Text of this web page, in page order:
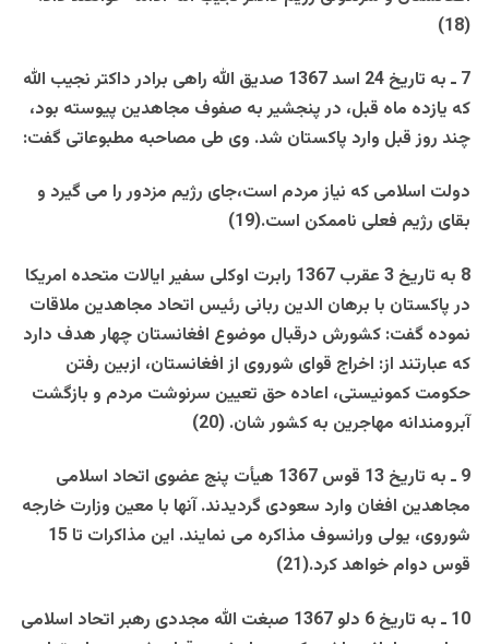
(18)
7 ـ به تاريخ 24 اسد 1367 صديق الله راهی برادر داکتر نجيب الله
که يازده ماه قبل، در پنجشير به صفوف مجاهدين پيوسته بود،
چند روز قبل وارد پاکستان شد. وی طی مصاحبه مطبوعاتی گفت:
دولت اسلامی که نياز مردم است،جای رژيم مزدور را می گيرد و
بقای رژيم فعلی ناممکن است.(19)
8 به تاريخ 3 عقرب 1367 رابرت اوکلی سفير ايالات متحده امريکا
در پاکستان با برهان الدين ربانی رئيس اتحاد مجاهدين ملاقات
نموده گفت: کشورش درقبال موضوع افغانستان چهار هدف دارد
که عبارتند از: اخراج قوای شوروی از افغانستان، ازبين رفتن
حکومت کمونيستی، اعاده حق تعيين سرنوشت مردم و بازگشت
آبرومندانه مهاجرين به کشور شان. (20)
9 ـ به تاريخ 13 قوس 1367 هيأت پنج عضوی اتحاد اسلامی
مجاهدين افغان وارد سعودی گرديدند. آنها با معين وزارت خارجه
شوروی، يولی ورانسوف مذاکره می نمايند. اين مذاکرات تا 15
قوس دوام خواهد کرد.(21)
10 ـ به تاريخ 6 دلو 1367 صبغت الله مجددی رهبر اتحاد اسلامی